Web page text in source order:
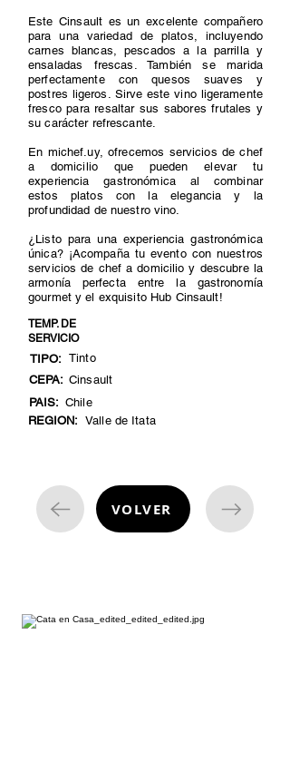
Este Cinsault es un excelente compañero
para una variedad de platos, incluyendo
carnes blancas, pescados a la parrilla y
ensaladas frescas. También se marida
perfectamente con quesos suaves y
postres ligeros. Sirve este vino ligeramente
fresco para resaltar sus sabores frutales y
su carácter refrescante.
En michef.uy, ofrecemos servicios de chef
a domicilio que pueden elevar tu
experiencia gastronómica al combinar
estos platos con la elegancia y la
profundidad de nuestro vino.
¿Listo para una experiencia gastronómica
única? ¡Acompaña tu evento con nuestros
servicios de chef a domicilio y descubre la
armonía perfecta entre la gastronomía
gourmet y el exquisito Hub Cinsault!
TEMP. DE
SERVICIO
TIPO: Tinto
CEPA: Cinsault
PAIS: Chile
REGION: Valle de Itata
VOLVER